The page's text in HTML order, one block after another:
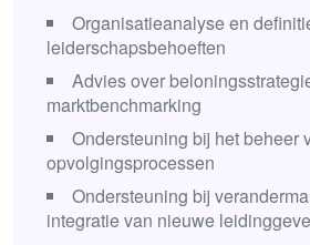
Organisatieanalyse en
leiderschapsbehoeften
Advies over
marktbenchmarking
Ondersteuning bij het beheer
opvolgingsprocessen
Ondersteuning bij
integratie van nieuwe